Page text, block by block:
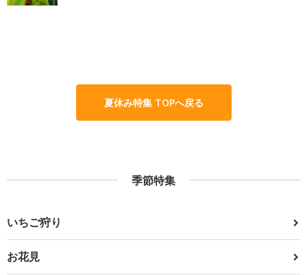
夏休み特集 TOPへ戻る
季節特集
いちご狩り
お花見